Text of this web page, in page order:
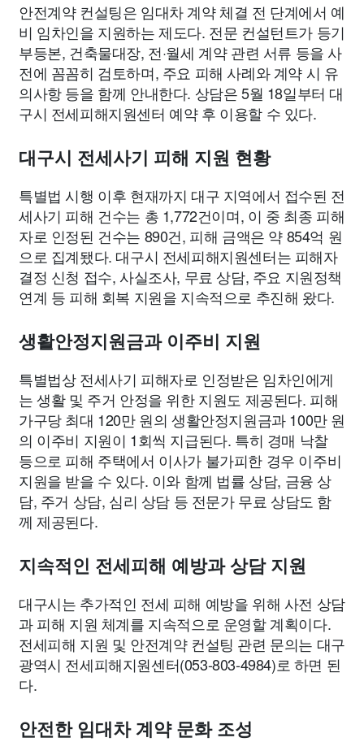
안전계약 컨설팅은 임대차 계약 체결 전 단계에서 예
비 임차인을 지원하는 제도다. 전문 컨설턴트가 등기
부등본, 건축물대장, 전·월세 계약 관련 서류 등을 사
전에 꼼꼼히 검토하며, 주요 피해 사례와 계약 시 유
의사항 등을 함께 안내한다. 상담은 5월 18일부터 대
구시 전세피해지원센터 예약 후 이용할 수 있다.
대구시 전세사기 피해 지원 현황
특별법 시행 이후 현재까지 대구 지역에서 접수된 전
세사기 피해 건수는 총 1,772건이며, 이 중 최종 피해
자로 인정된 건수는 890건, 피해 금액은 약 854억 원
으로 집계됐다. 대구시 전세피해지원센터는 피해자
결정 신청 접수, 사실조사, 무료 상담, 주요 지원정책
연계 등 피해 회복 지원을 지속적으로 추진해 왔다.
생활안정지원금과 이주비 지원
특별법상 전세사기 피해자로 인정받은 임차인에게
는 생활 및 주거 안정을 위한 지원도 제공된다. 피해
가구당 최대 120만 원의 생활안정지원금과 100만 원
의 이주비 지원이 1회씩 지급된다. 특히 경매 낙찰
등으로 피해 주택에서 이사가 불가피한 경우 이주비
지원을 받을 수 있다. 이와 함께 법률 상담, 금융 상
담, 주거 상담, 심리 상담 등 전문가 무료 상담도 함
께 제공된다.
지속적인 전세피해 예방과 상담 지원
대구시는 추가적인 전세 피해 예방을 위해 사전 상담
과 피해 지원 체계를 지속적으로 운영할 계획이다.
전세피해 지원 및 안전계약 컨설팅 관련 문의는 대구
광역시 전세피해지원센터(053-803-4984)로 하면 된
다.
안전한 임대차 계약 문화 조성